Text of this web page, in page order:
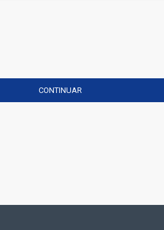
CONTINUAR